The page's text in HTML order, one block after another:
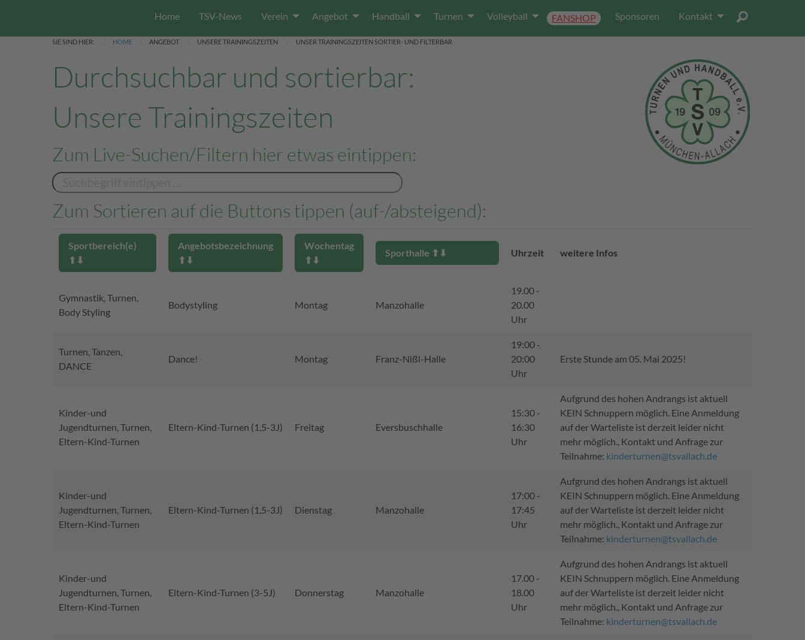
Home TSV-News Verein Angebot Handball Turnen Volleyball FANSHOP Sponsoren Kontakt
SIE SIND HIER: HOME ANGEBOT UNSERE TRAININGSZEITEN UNSER TRAININGSZEITEN SORTIER- UND FILTERBAR
Durchsuchbar und sortierbar:
Unsere Trainingszeiten
Zum Live-Suchen/Filtern hier etwas eintippen:
Zum Sortieren auf die Buttons tippen (auf-/absteigend):
Sportbereich(e)
⬆︎⬇︎
Angebotsbezeichnung
⬆︎⬇︎
Wochentag
⬆︎⬇︎
Sporthalle ⬆︎⬇︎ Uhrzeit weitere Infos
Gymnastik, Turnen,
Body Styling
Bodystyling Montag Manzohalle
19.00 -
20.00
Uhr
Turnen, Tanzen,
DANCE
Dance! Montag Franz-Nißl-Halle
19:00 -
20:00
Uhr
Erste Stunde am 05. Mai 2025!
Kinder-und
Jugendturnen, Turnen,
Eltern-Kind-Turnen
Eltern-Kind-Turnen (1,5-3J) Freitag Eversbuschhalle
15:30 -
16:30
Uhr
Aufgrund des hohen Andrangs ist aktuell
KEIN Schnuppern möglich. Eine Anmeldung
auf der Warteliste ist derzeit leider nicht
mehr möglich., Kontakt und Anfrage zur
Teilnahme: kinderturnen@tsvallach.de
Kinder-und
Jugendturnen, Turnen,
Eltern-Kind-Turnen
Eltern-Kind-Turnen (1,5-3J) Dienstag Manzohalle
17:00 -
17:45
Uhr
Aufgrund des hohen Andrangs ist aktuell
KEIN Schnuppern möglich. Eine Anmeldung
auf der Warteliste ist derzeit leider nicht
mehr möglich., Kontakt und Anfrage zur
Teilnahme: kinderturnen@tsvallach.de
Kinder-und
Jugendturnen, Turnen,
Eltern-Kind-Turnen
Eltern-Kind-Turnen (3-5J) Donnerstag Manzohalle
17.00 -
18.00
Uhr
Aufgrund des hohen Andrangs ist aktuell
KEIN Schnuppern möglich. Eine Anmeldung
auf der Warteliste ist derzeit leider nicht
mehr möglich., Kontakt und Anfrage zur
Teilnahme: kinderturnen@tsvallach.de